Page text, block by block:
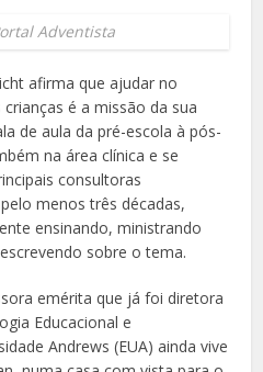
Adventista
afirma que ajudar no
é a missão da sua
de aula da pré-escola à pós-
na área clínica e se
consultoras
menos três décadas,
ensinando, ministrando
sobre o tema.
emérita que já foi diretora
Educacional e
Andrews (EUA) ainda vive